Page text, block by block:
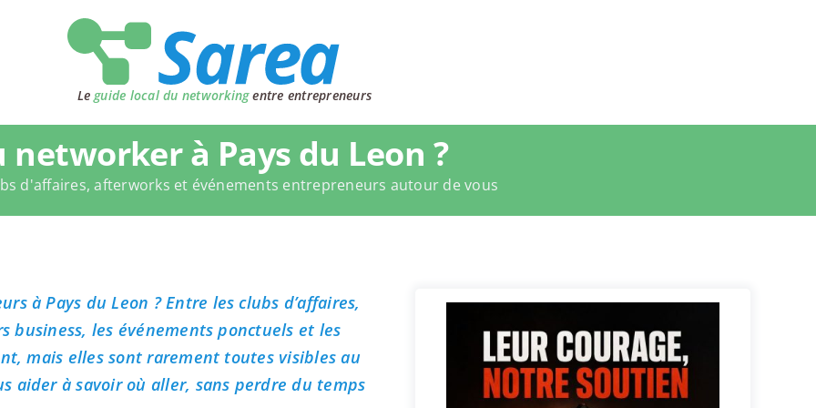
Le guide local du networkingentre entrepreneurs
networker à Pays du Leon ?
d'affaires, afterworks et événements entrepreneurs autour de vous
à Pays du Leon ? Entre les clubs d’affaires,
business, les événements ponctuels et les
mais elles sont rarement toutes visibles au
aider à savoir où aller, sans perdre du temps